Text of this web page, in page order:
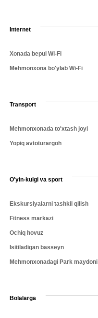
Internet
Xonada bepul Wi-Fi
Mehmonxona bo'ylab Wi-Fi
Transport
Mehmonxonada to'xtash joyi
Yopiq avtoturargoh
O'yin-kulgi va sport
Ekskursiyalarni tashkil qilish
Fitness markazi
Ochiq hovuz
Isitiladigan basseyn
Mehmonxonadagi Park maydoni
Bolalarga